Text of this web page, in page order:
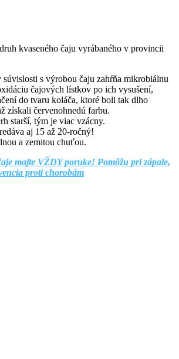
kvaseného čaju vyrábaného v provincii
súvislosti s výrobou čaju zahŕňa mikrobiálnu
čajových lístkov po ich vysušení,
do tvaru koláča, ktoré boli tak dlho
získali červenohnedú farbu.
starší, tým je viac vzácny.
aj 15 až 20-ročný!
a zemitou chuťou.
majte VŽDY poruke! Pomôžu pri zápale,
proti chorobám